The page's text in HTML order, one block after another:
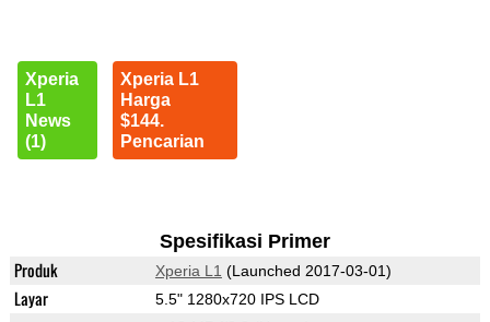
Xperia
L1
News
(1)
Xperia L1
Harga
$144.
Pencarian
Spesifikasi Primer
Produk Xperia L1 (Launched 2017-03-01)
Layar 5.5" 1280x720 IPS LCD